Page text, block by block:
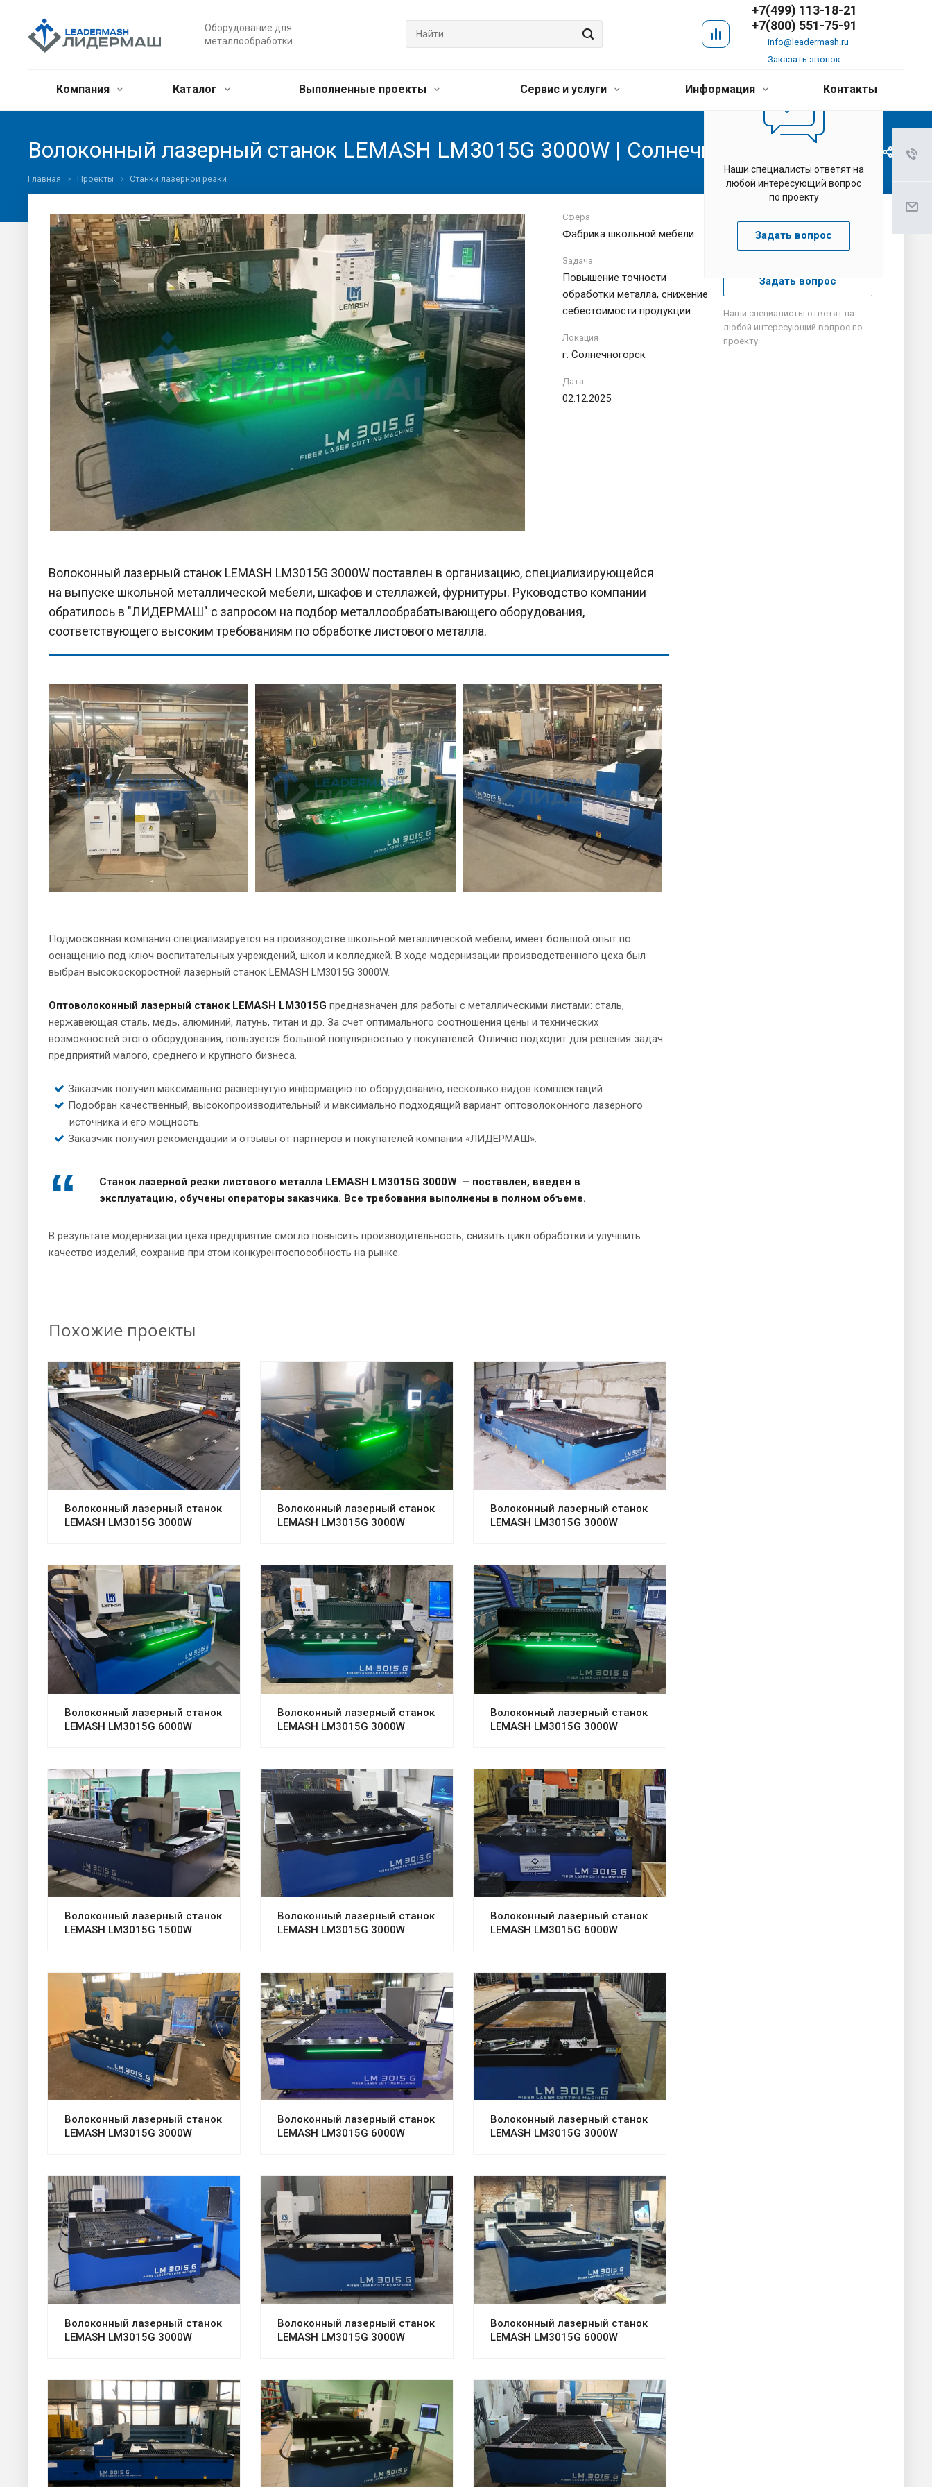
Оборудование для
металлообработки
+7(499) 113-18-21
+7(800) 551-75-91
info@leadermash.ru
Заказать звонок
Компания Каталог Выполненные проекты Сервис и услуги Информация Контакты
Волоконный лазерный станок LEMASH LM3015G 3000W | Солнечногорск
Главная Проекты Станки лазерной резки
Сфера
Фабрика школьной мебели
Задача
Повышение точности
обработки металла, снижение
себестоимости продукции
Локация
г. Солнечногорск
Дата
02.12.2025
демонстрацию
Задать вопрос
Наши специалисты ответят на
любой интересующий вопрос по
проекту
Волоконный лазерный станок LEMASH LM3015G 3000W поставлен в организацию, специализирующейся
на выпуске школьной металлической мебели, шкафов и стеллажей, фурнитуры. Руководство компании
обратилось в "ЛИДЕРМАШ" с запросом на подбор металлообрабатывающего оборудования,
соответствующего высоким требованиям по обработке листового металла.
Подмосковная компания специализируется на производстве школьной металлической мебели, имеет большой опыт по
оснащению под ключ воспитательных учреждений, школ и колледжей. В ходе модернизации производственного цеха был
выбран высокоскоростной лазерный станок LEMASH LM3015G 3000W.
Оптоволоконный лазерный станок LEMASH LM3015G предназначен для работы с металлическими листами: сталь,
нержавеющая сталь, медь, алюминий, латунь, титан и др. За счет оптимального соотношения цены и технических
возможностей этого оборудования, пользуется большой популярностью у покупателей. Отлично подходит для решения задач
предприятий малого, среднего и крупного бизнеса.
Заказчик получил максимально развернутую информацию по оборудованию, несколько видов комплектаций.
Подобран качественный, высокопроизводительный и максимально подходящий вариант оптоволоконного лазерного
источника и его мощность.
Заказчик получил рекомендации и отзывы от партнеров и покупателей компании «ЛИДЕРМАШ».
Станок лазерной резки листового металла LEMASH LM3015G 3000W – поставлен, введен в
эксплуатацию, обучены операторы заказчика. Все требования выполнены в полном объеме.
В результате модернизации цеха предприятие смогло повысить производительность, снизить цикл обработки и улучшить
качество изделий, сохранив при этом конкурентоспособность на рынке.
Похожие проекты
Волоконный лазерный станок
LEMASH LM3015G 3000W
Волоконный лазерный станок
LEMASH LM3015G 3000W
Волоконный лазерный станок
LEMASH LM3015G 3000W
Волоконный лазерный станок
LEMASH LM3015G 6000W
Волоконный лазерный станок
LEMASH LM3015G 3000W
Волоконный лазерный станок
LEMASH LM3015G 3000W
Волоконный лазерный станок
LEMASH LM3015G 1500W
Волоконный лазерный станок
LEMASH LM3015G 3000W
Волоконный лазерный станок
LEMASH LM3015G 6000W
Волоконный лазерный станок
LEMASH LM3015G 3000W
Волоконный лазерный станок
LEMASH LM3015G 6000W
Волоконный лазерный станок
LEMASH LM3015G 3000W
Волоконный лазерный станок
LEMASH LM3015G 3000W
Волоконный лазерный станок
LEMASH LM3015G 3000W
Волоконный лазерный станок
LEMASH LM3015G 6000W
Наши специалисты ответят на
любой интересующий вопрос
по проекту
Задать вопрос